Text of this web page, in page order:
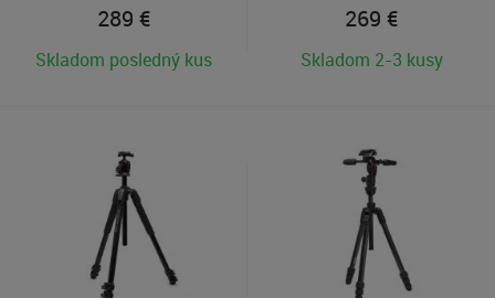
289 €
Skladom posledný kus
269 €
Skladom 2-3 kusy